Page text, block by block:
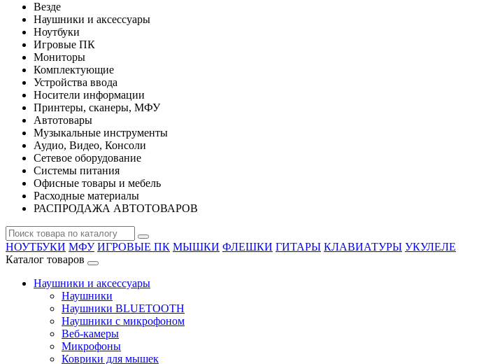
Везде
Наушники и аксессуары
Ноутбуки
Игровые ПК
Мониторы
Комплектующие
Устройства ввода
Носители информации
Принтеры, сканеры, МФУ
Автотовары
Музыкальные инструменты
Аудио, Видео, Консоли
Сетевое оборудование
Системы питания
Офисные товары и мебель
Расходные материалы
РАСПРОДАЖА АВТОТОВАРОВ
НОУТБУКИ МФУ ИГРОВЫЕ ПК МЫШКИ ФЛЕШКИ ГИТАРЫ КЛАВИАТУРЫ УКУЛЕЛЕ
Каталог товаров
Наушники и аксессуары
Наушники
Наушники BLUETOOTH
Наушники с микрофоном
Веб-камеры
Микрофоны
Коврики для мышек